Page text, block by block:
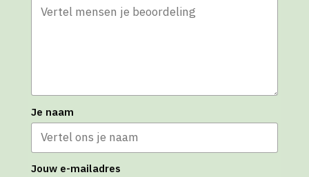
Je naam
Jouw e-mailadres